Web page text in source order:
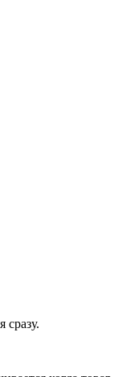
сразу.